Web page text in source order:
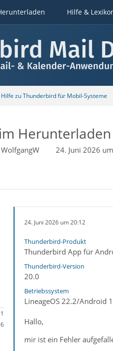
Hilfe &
Hilfe zu Thunderbird für Mobil-Systeme
WolfgangW 24. Juni 2026
1
24. Juni 2026 um 20:12
Thunderbird-Produkt
Thunderbird App für
Thunderbird-Version
20.0
Betriebssystem
LineageOS 22.2/Android
Hallo,
mir ist ein Fehler